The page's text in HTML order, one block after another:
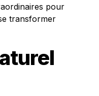
pour
transformer